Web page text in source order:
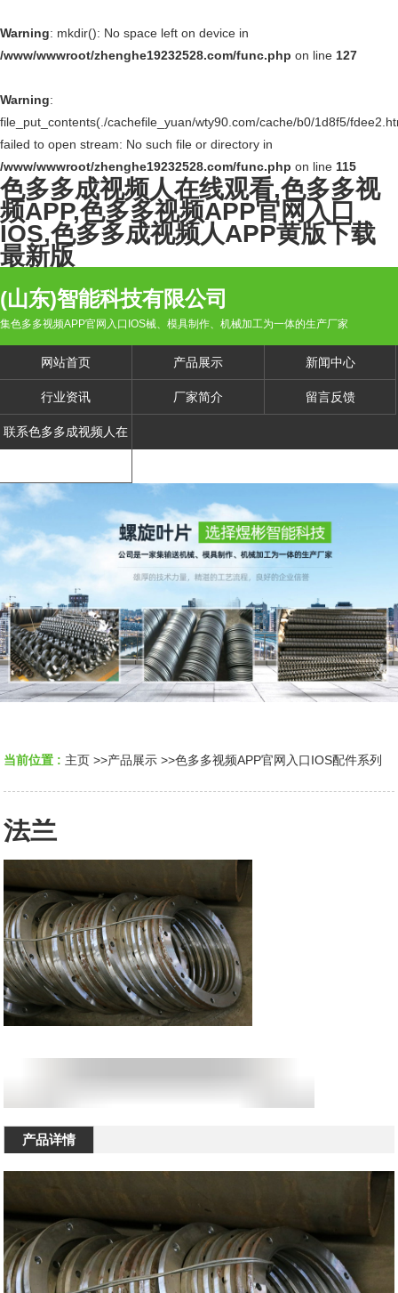
Warning: mkdir(): No space left on device in
/www/wwwroot/zhenghe19232528.com/func.php on line 127
Warning:
file_put_contents(./cachefile_yuan/wty90.com/cache/b0/1d8f5/
failed to open stream: No such file or directory in
/www/wwwroot/zhenghe19232528.com/func.php on line 115
色多多成视频人在线观看,色多多视
频APP,色多多视频APP官网入口
IOS,色多多成视频人APP黄版下载
最新版
(山东)智能科技有限公司
集色多多视频APP官网入口IOS械、模具制作、机械加工为一体的生产厂家
网站首页 产品展示 新闻中心
行业资讯 厂家简介 留言反馈
联系色多多成视频人在
当前位置 : 主页 >>产品展示 >>色多多视频APP官网入口IOS配件系列
法兰
产品详情